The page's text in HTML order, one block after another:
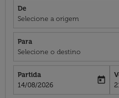
De
Selecione a origem
Para
Selecione o destino
Partida
fc-booking-departure-date-
14/08/2026
today